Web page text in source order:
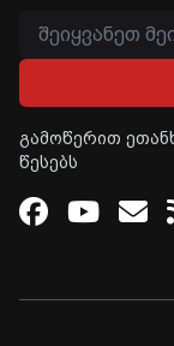
გამოწერით
წესებს
Facebook
Youtube